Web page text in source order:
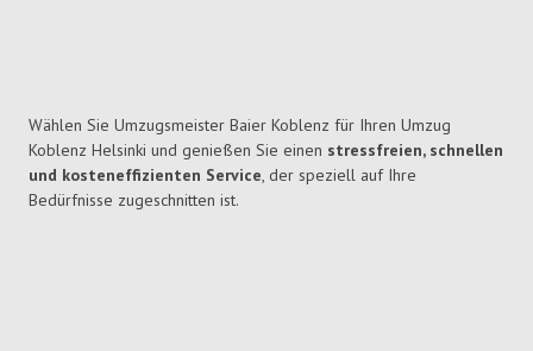
Wählen Sie Umzugsmeister Baier Koblenz für Ihren Umzug
Koblenz Helsinki und genießen Sie einen stressfreien, schnellen
und kosteneffizienten Service, der speziell auf Ihre
Bedürfnisse zugeschnitten ist.